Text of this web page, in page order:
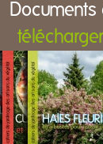
Documents
télécharger